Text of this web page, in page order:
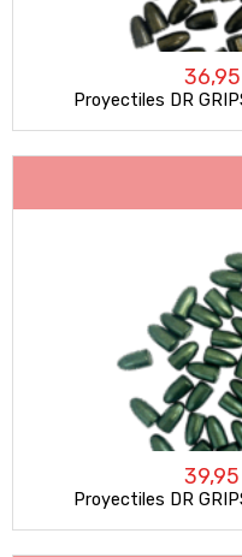
36,95
Proyectiles DR
39,95
Proyectiles DR